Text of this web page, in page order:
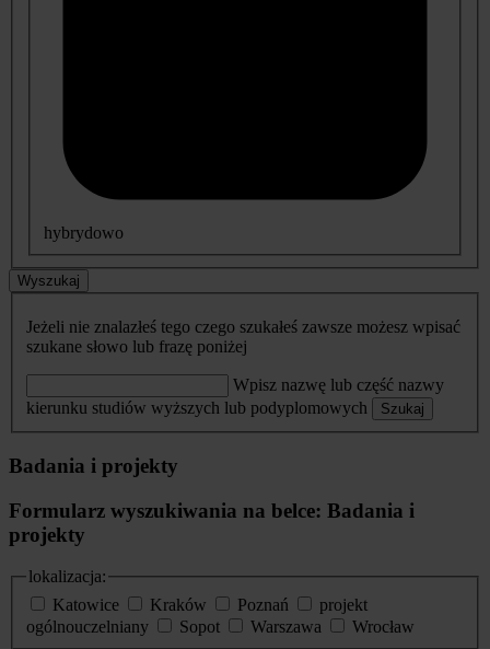
hybrydowo
Wyszukaj
Jeżeli nie znalazłeś tego czego szukałeś zawsze możesz wpisać
szukane słowo lub frazę poniżej
Wpisz nazwę lub część nazwy
kierunku studiów wyższych lub podyplomowych
Szukaj
Badania i projekty
Formularz wyszukiwania na belce: Badania i
projekty
lokalizacja:
Katowice
Kraków Poznań
projekt
ogólnouczelniany
Sopot Warszawa
Wrocław